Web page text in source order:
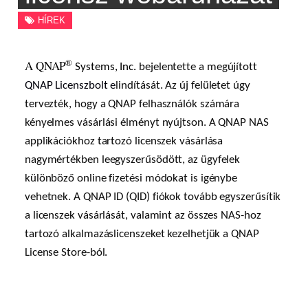
HÍREK
A QNAP® Systems, Inc. bejelentette a megújított
QNAP Licenszbolte lindítását. Az új felületet úgy
tervezték, hogy a QNAP felhasználók számára
kényelmes vásárlási élményt nyújtson. A QNAP NAS
applikációkhoz tartozó licenszek vásárlása
nagymértékben leegyszerűsödött, az ügyfelek
különböző online fizetési módokat is igénybe
vehetnek. A QNAP ID (QID) fiókok tovább egyszerűsítik
a licenszek vásárlását, valamint az összes NAS-hoz
tartozó alkalmazáslicenszeket kezelhetjük a QNAP
License Store-ból .